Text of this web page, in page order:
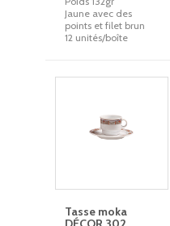
Jaune avec des
points et filet brun
12 unités/boîte
Tasse moka